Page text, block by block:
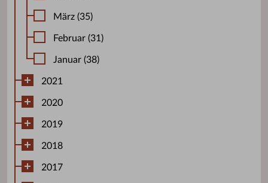
März (35)
Februar (31)
Januar (38)
2021
2020
2019
2018
2017